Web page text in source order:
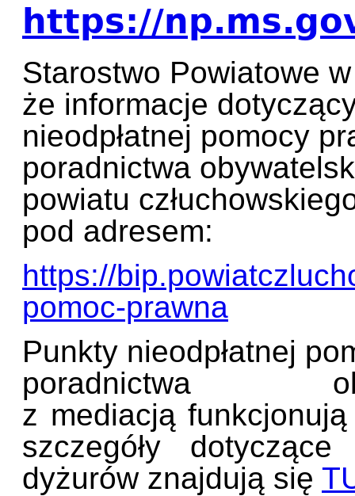
https://
Starostwo Powiatowe
że informacje
nieodpłatnej pomocy
poradnictwa
powiatu
pod adresem:
https://
pomoc-prawna
Punkty nieodpłatnej
poradnictwa
z mediacją
szczegóły
dyżurów znajdują się